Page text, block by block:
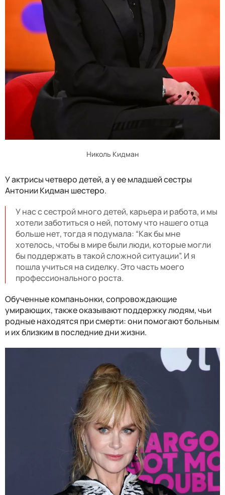
Николь Кидман
У актрисы четверо детей, а у ее младшей сестры
Антонии Кидман шестеро.
У нас с сестрой много детей, карьера и работа, и мы
хотели заботиться о ней, потому что нашего отца
больше нет, тогда я подумала: “Как бы мне
хотелось, чтобы в мире были люди, которые могли
бы поддержать в такой сложной ситуации”. И я
пошла учиться на сиделку. Это часть моего
профессионального роста.
Обученные компаньонки, сопровождающие
умирающих, также оказывают поддержку людям, чьи
родные находятся при смерти: они помогают больным
и их близким в последние дни жизни.